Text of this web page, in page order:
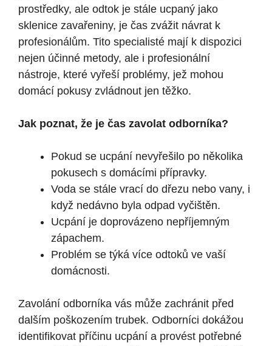
prostředky, ale odtok je stále ucpaný jako
sklenice zavařeniny, je čas zvážit návrat k
profesionálům. Tito specialisté mají k dispozici
nejen účinné metody, ale i profesionální
nástroje, které vyřeší problémy, jež mohou
domácí pokusy zvládnout jen těžko.
Jak poznat, že je čas zavolat odborníka?
Pokud se ucpání nevyřešilo po několika
pokusech s domácími přípravky.
Voda se stále vrací do dřezu nebo vany, i
když nedávno byla odpad vyčištěn.
Ucpání je doprovázeno nepříjemným
zápachem.
Problém se týká více odtoků ve vaší
domácnosti.
Zavolání odborníka vás může zachránit před
dalším poškozením trubek. Odborníci dokážou
identifikovat příčinu ucpání a provést potřebné